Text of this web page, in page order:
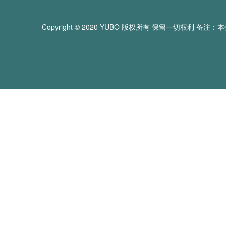
Copyright © 2020 YUBO 版权所有 保留一切权利 备注：